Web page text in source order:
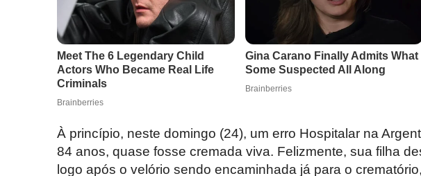
À princípio, neste domingo (24), um erro Hospitalar na
84 anos, quase fosse cremada viva. Felizmente, sua filha
logo após o velório sendo encaminhada já para o